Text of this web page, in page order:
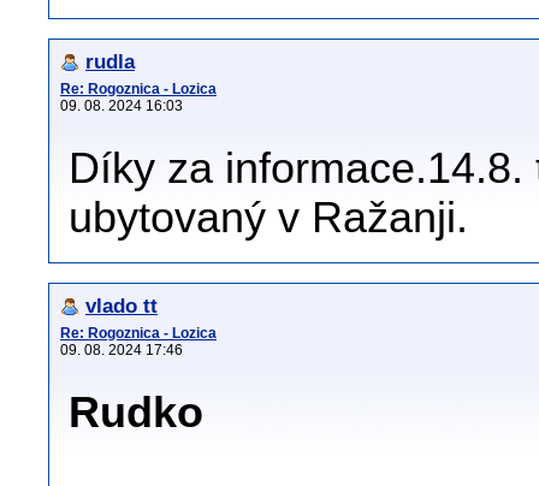
rudla
Re: Rogoznica - Lozica
09. 08. 2024 16:03
Díky za
ubytovaný v Ražanji.
vlado tt
Re: Rogoznica - Lozica
09. 08. 2024 17:46
Rudko